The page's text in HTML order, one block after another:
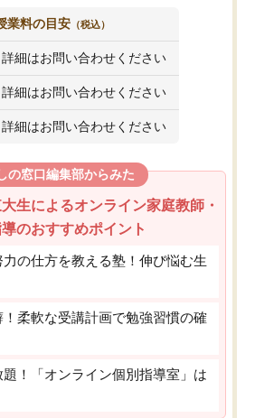
業料の目安 （税込）
詳細はお問い合わせください
詳細はお問い合わせください
詳細はお問い合わせください
の窓口編集部からみた
生によるオンライン家庭教師・
のおすすめポイント
の仕方を教える塾！伸び悩む生
柔軟な受講計画で勉強習慣の確
！「オンライン個別指導室」は